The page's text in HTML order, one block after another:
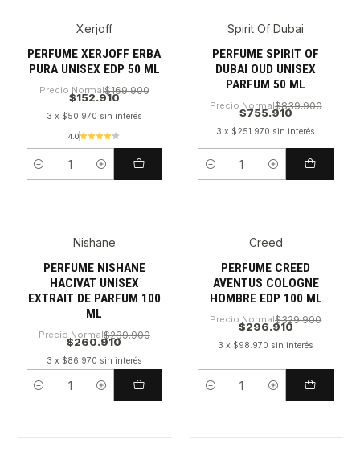
Xerjoff
PERFUME XERJOFF ERBA
PURA UNISEX EDP 50 ML
Precio Normal$169.900
$152.910
3 x $50.970 sin interés
4.0
Cantidad
Spirit Of Dubai
PERFUME SPIRIT OF
DUBAI OUD UNISEX
PARFUM 50 ML
Precio Normal$839.900
$755.910
3 x $251.970 sin interés
Cantidad
Nishane
PERFUME NISHANE
HACIVAT UNISEX
EXTRAIT DE PARFUM 100
ML
Precio Normal$289.900
$260.910
3 x $86.970 sin interés
Cantidad
Creed
PERFUME CREED
AVENTUS COLOGNE
HOMBRE EDP 100 ML
Precio Normal$329.900
$296.910
3 x $98.970 sin interés
Cantidad